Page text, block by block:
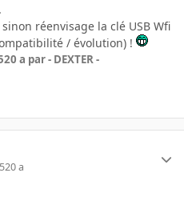
réenvisage la clé USB Wfi
/ évolution) !
20 a par - DEXTER -
20 a